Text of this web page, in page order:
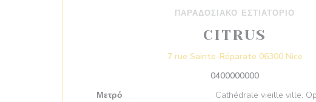
ΠΑΡΑΔΟΣΙΑΚΌ ΕΣΤΙΑΤΌΡΙΟ
CITRUS
7 rue Sainte-Réparate 06300 Nice
0400000000
Μετρό
Cathédrale vieille ville,